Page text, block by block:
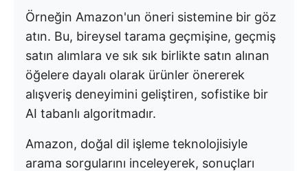
Örneğin Amazon'un öneri sistemine bir göz
atın. Bu, bireysel tarama geçmişine, geçmiş
satın alımlara ve sık sık birlikte satın alınan
öğelere dayalı olarak ürünler önererek
alışveriş deneyimini geliştiren, sofistike bir
AI tabanlı algoritmadır.
Amazon, doğal dil işleme teknolojisiyle
arama sorgularını inceleyerek, sonuçları